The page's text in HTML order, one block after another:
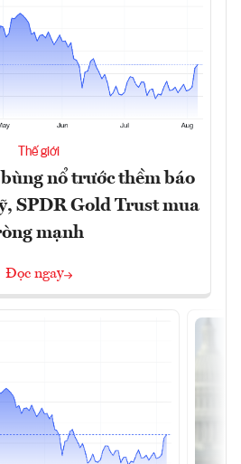
Thế giới
nổ trước thềm báo
SPDR Gold Trust mua
mạnh
Đọc ngay